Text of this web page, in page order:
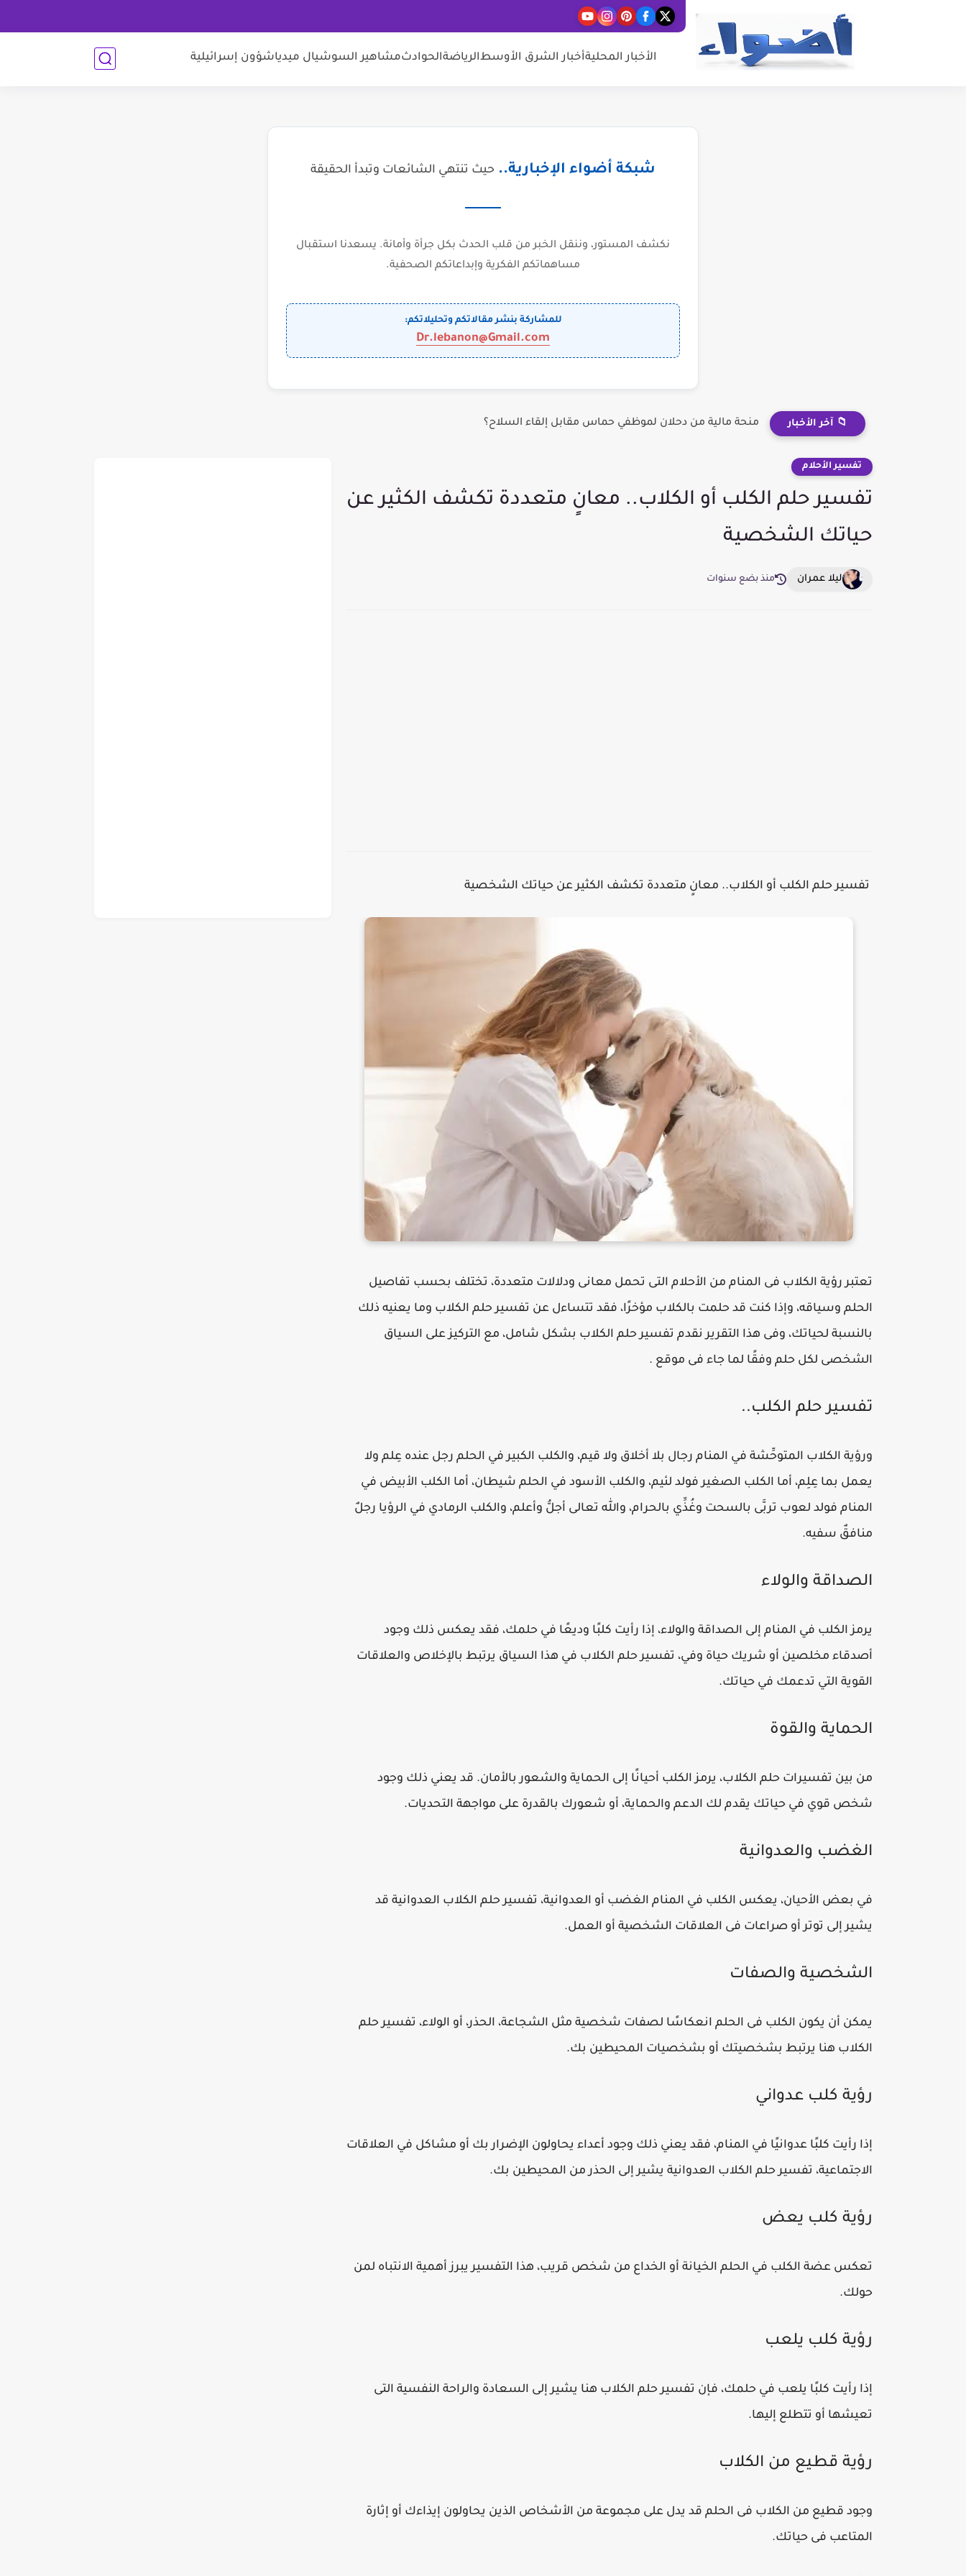
الأخبار المحليةأخبار الشرق الأوسطالرياضةالحوادثمشاهير السوشيال ميدياشؤون إسرائيلية
شبكة أضواء الإخبارية.. حيث تنتهي الشائعات وتبدأ الحقيقة
نكشف المستور، وننقل الخبر من قلب الحدث بكل جرأة وأمانة. يسعدنا استقبال
مساهماتكم الفكرية وإبداعاتكم الصحفية.
للمشاركة بنشر مقالاتكم وتحليلاتكم:
Dr.lebanon@Gmail.com
📁 آخر الأخبار منحة مالية من دحلان لموظفي حماس مقابل إلقاء السلاح؟
تفسير الأحلام
تفسير حلم الكلب أو الكلاب.. معانٍ متعددة تكشف الكثير عن
حياتك الشخصية
ليلا عمران منذ بضع سنوات
تفسير حلم الكلب أو الكلاب.. معانٍ متعددة تكشف الكثير عن حياتك الشخصية
تعتبر رؤية الكلاب فى المنام من الأحلام التى تحمل معانى ودلالات متعددة، تختلف بحسب تفاصيل
الحلم وسياقه، وإذا كنت قد حلمت بالكلاب مؤخرًا، فقد تتساءل عن تفسير حلم الكلاب وما يعنيه ذلك
بالنسبة لحياتك، وفى هذا التقرير نقدم تفسير حلم الكلاب بشكل شامل، مع التركيز على السياق
الشخصى لكل حلم وفقًا لما جاء فى موقع .
تفسير حلم الكلب..
ورؤية الكلاب المتوحِّشة في المنام رجال بلا أخلاق ولا قيم، والكلب الكبير في الحلم رجل عنده عِلم ولا
يعمل بما عِلِم، أما الكلب الصغير فولد لئيم، والكلب الأسود في الحلم شيطان، أما الكلب الأبيض في
المنام فولد لعوب تربَّى بالسحت وغُذِّي بالحرام، والله تعالى أجلُّ وأعلم، والكلب الرمادي في الرؤيا رجلٌ
منافقٌ سفيه.
الصداقة والولاء
يرمز الكلب في المنام إلى الصداقة والولاء، إذا رأيت كلبًا وديعًا في حلمك، فقد يعكس ذلك وجود
أصدقاء مخلصين أو شريك حياة وفي، تفسير حلم الكلاب في هذا السياق يرتبط بالإخلاص والعلاقات
القوية التي تدعمك في حياتك.
الحماية والقوة
من بين تفسيرات حلم الكلاب، يرمز الكلب أحيانًا إلى الحماية والشعور بالأمان. قد يعني ذلك وجود
شخص قوي في حياتك يقدم لك الدعم والحماية، أو شعورك بالقدرة على مواجهة التحديات.
الغضب والعدوانية
في بعض الأحيان، يعكس الكلب في المنام الغضب أو العدوانية، تفسير حلم الكلاب العدوانية قد
يشير إلى توتر أو صراعات فى العلاقات الشخصية أو العمل.
الشخصية والصفات
يمكن أن يكون الكلب فى الحلم انعكاسًا لصفات شخصية مثل الشجاعة، الحذر، أو الولاء، تفسير حلم
الكلاب هنا يرتبط بشخصيتك أو بشخصيات المحيطين بك.
​رؤية كلب عدواني
إذا رأيت كلبًا عدوانيًا في المنام، فقد يعني ذلك وجود أعداء يحاولون الإضرار بك أو مشاكل في العلاقات
الاجتماعية، تفسير حلم الكلاب العدوانية يشير إلى الحذر من المحيطين بك.
رؤية كلب يعض
تعكس عضة الكلب في الحلم الخيانة أو الخداع من شخص قريب، هذا التفسير يبرز أهمية الانتباه لمن
حولك.
رؤية كلب يلعب
إذا رأيت كلبًا يلعب في حلمك، فإن تفسير حلم الكلاب هنا يشير إلى السعادة والراحة النفسية التى
تعيشها أو تتطلع إليها.
رؤية قطيع من الكلاب
وجود قطيع من الكلاب فى الحلم قد يدل على مجموعة من الأشخاص الذين يحاولون إيذاءك أو إثارة
المتاعب فى حياتك.